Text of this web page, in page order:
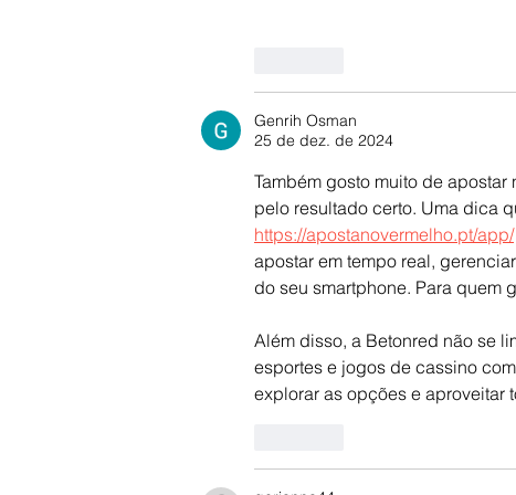
Genrih Osman
25 de dez. de 2024
Também gosto muito de
pelo resultado certo. Uma dica
https://apostanovermelho.pt/app/
apostar em tempo real,
do seu smartphone. Para quem
Além disso, a Betonred não se
esportes e jogos de cassino
explorar as opções e aproveitar